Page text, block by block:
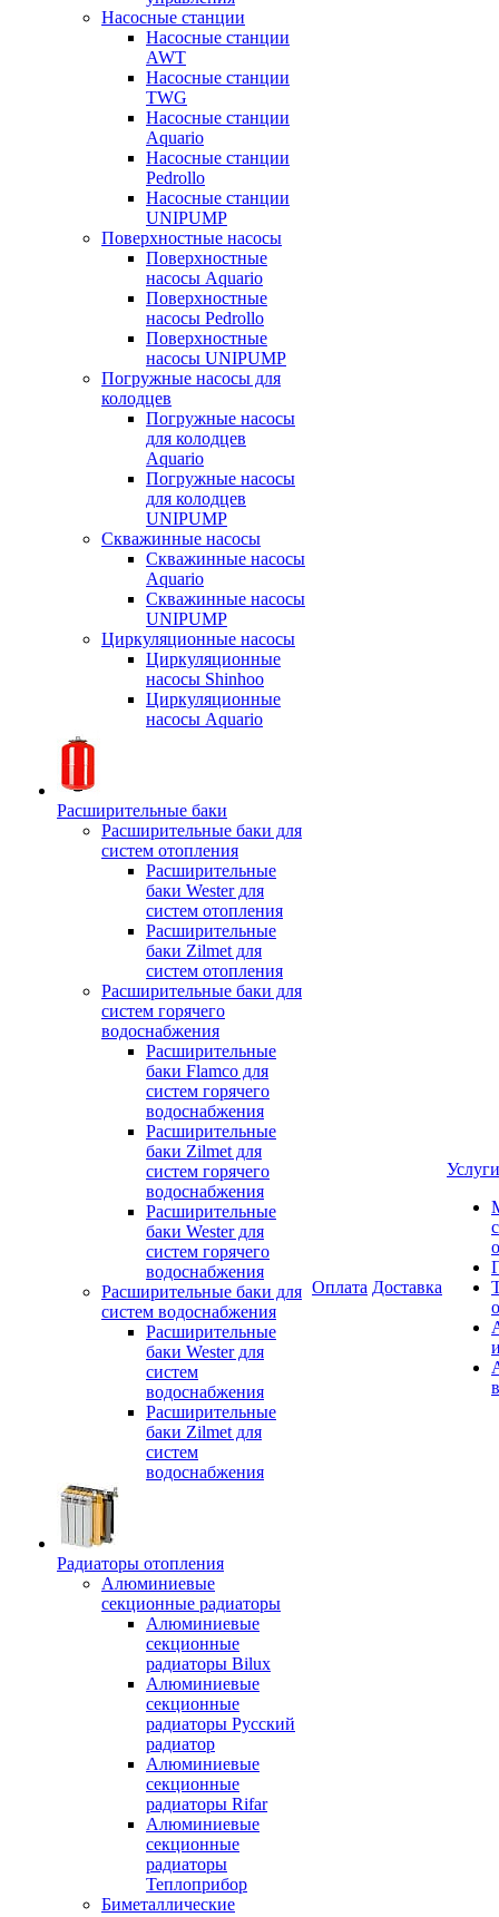
Насосные станции
Насосные станции
AWT
Насосные станции
TWG
Насосные станции
Aquario
Насосные станции
Pedrollo
Насосные станции
UNIPUMP
Поверхностные насосы
Поверхностные
насосы Aquario
Поверхностные
насосы Pedrollo
Поверхностные
насосы UNIPUMP
Погружные насосы для
колодцев
Погружные насосы
для колодцев
Aquario
Погружные насосы
для колодцев
UNIPUMP
Скважинные насосы
Скважинные насосы
Aquario
Скважинные насосы
UNIPUMP
Циркуляционные насосы
Циркуляционные
насосы Shinhoo
Циркуляционные
насосы Aquario
Расширительные баки
Расширительные баки для
систем отопления
Расширительные
баки Wester для
систем отопления
Расширительные
баки Zilmet для
систем отопления
Расширительные баки для
систем горячего
водоснабжения
Расширительные
баки Flamco для
систем горячего
водоснабжения
Расширительные
баки Zilmet для
систем горячего
водоснабжения
Расширительные
баки Wester для
систем горячего
водоснабжения
Расширительные баки для
систем водоснабжения
Расширительные
баки Wester для
систем
водоснабжения
Расширительные
баки Zilmet для
систем
водоснабжения
Радиаторы отопления
Алюминиевые
секционные радиаторы
Алюминиевые
секционные
радиаторы Bilux
Алюминиевые
секционные
радиаторы Русский
радиатор
Алюминиевые
секционные
радиаторы Rifar
Алюминиевые
секционные
радиаторы
Теплоприбор
Биметаллические
Оплата Доставка
Услуги